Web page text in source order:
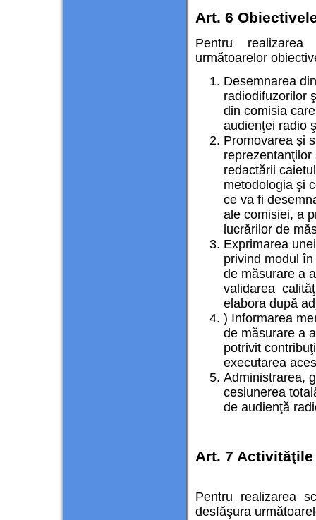
Art. 6
Pentru
următoarelor
Desemnarea
radiodifuzorilor
din comisia
audienţei radio
Promovarea şi
redactării
metodologia şi
ce va fi
ale comisiei, a
lucrărilor de
Exprimarea
privind modul
de măsurare a
validarea
elabora după
) Informarea
de măsurare a
potrivit
executarea
Administrarea,
cesiunerea
de audienţă
Art. 7
Pentru realizarea
desfăşura